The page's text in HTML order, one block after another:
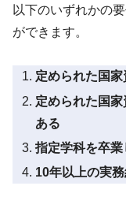
以下のいずれかの
ができます。
定められた国
定められた国
ある
指定学科を卒
10年以上の実